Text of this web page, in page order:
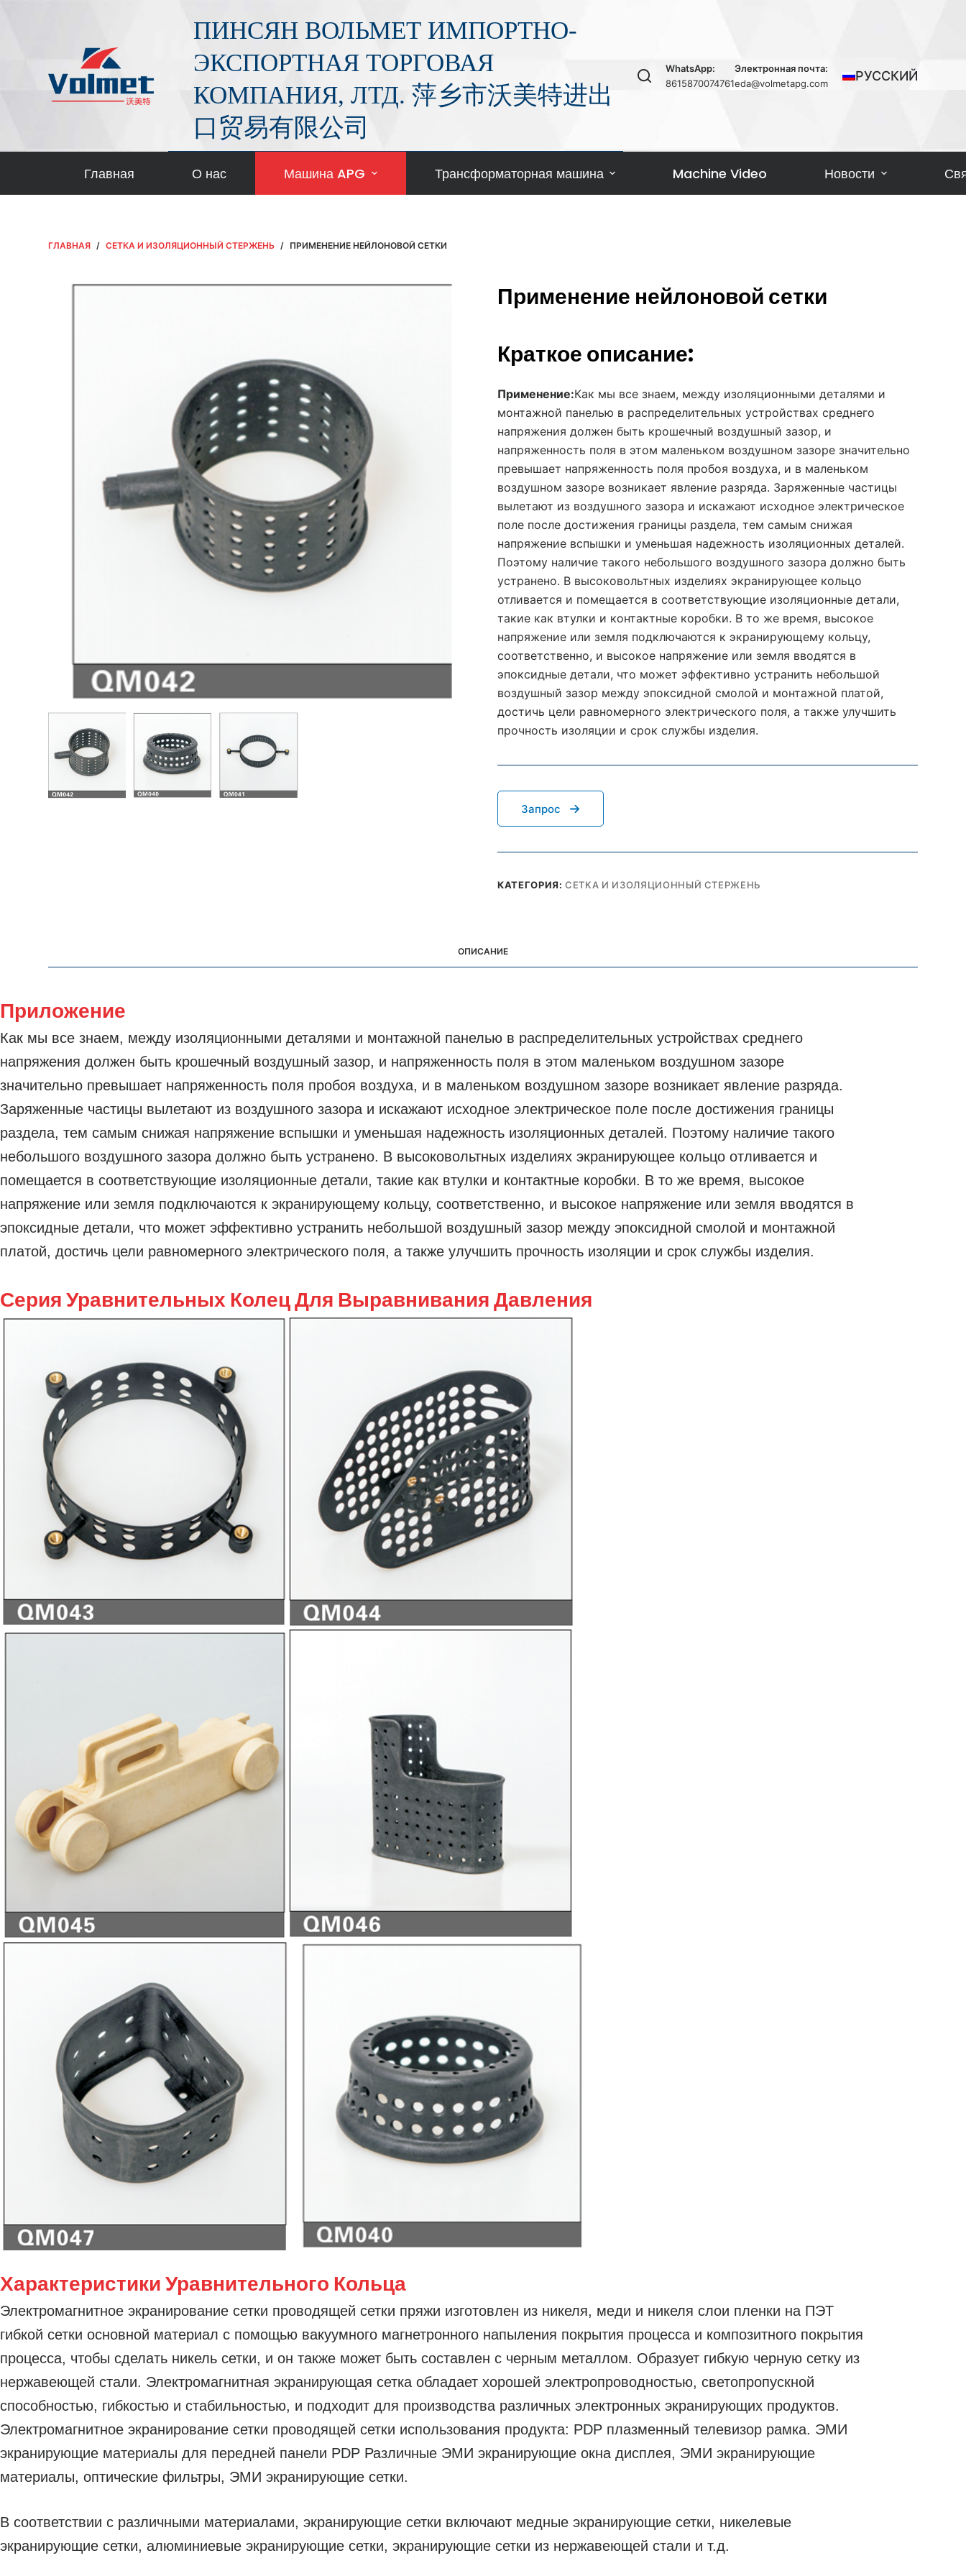
ПИНСЯН ВОЛЬМЕТ ИМПОРТНО-
ЭКСПОРТНАЯ ТОРГОВАЯ
КОМПАНИЯ, ЛТД. 萍乡市沃美特进出
口贸易有限公司
WhatsApp:
8615870074761
Электронная почта:
eda@volmetapg.com
РУССКИЙ
Главная О нас Машина APG Трансформаторная машина Machine Video Новости
ГЛАВНАЯ / СЕТКА И ИЗОЛЯЦИОННЫЙ СТЕРЖЕНЬ / ПРИМЕНЕНИЕ НЕЙЛОНОВОЙ СЕТКИ
Применение нейлоновой сетки
Краткое описание:
Применение:Как мы все знаем, между изоляционными деталями и
монтажной панелью в распределительных устройствах среднего
напряжения должен быть крошечный воздушный зазор, и
напряженность поля в этом маленьком воздушном зазоре значительно
превышает напряженность поля пробоя воздуха, и в маленьком
воздушном зазоре возникает явление разряда. Заряженные частицы
вылетают из воздушного зазора и искажают исходное электрическое
поле после достижения границы раздела, тем самым снижая
напряжение вспышки и уменьшая надежность изоляционных деталей.
Поэтому наличие такого небольшого воздушного зазора должно быть
устранено. В высоковольтных изделиях экранирующее кольцо
отливается и помещается в соответствующие изоляционные детали,
такие как втулки и контактные коробки. В то же время, высокое
напряжение или земля подключаются к экранирующему кольцу,
соответственно, и высокое напряжение или земля вводятся в
эпоксидные детали, что может эффективно устранить небольшой
воздушный зазор между эпоксидной смолой и монтажной платой,
достичь цели равномерного электрического поля, а также улучшить
прочность изоляции и срок службы изделия.
Запрос
КАТЕГОРИЯ:СЕТКА И ИЗОЛЯЦИОННЫЙ СТЕРЖЕНЬ
ОПИСАНИЕ
Приложение
Как мы все знаем, между изоляционными деталями и монтажной панелью в распределительных устройствах среднего
напряжения должен быть крошечный воздушный зазор, и напряженность поля в этом маленьком воздушном зазоре
значительно превышает напряженность поля пробоя воздуха, и в маленьком воздушном зазоре возникает явление разряда.
Заряженные частицы вылетают из воздушного зазора и искажают исходное электрическое поле после достижения границы
раздела, тем самым снижая напряжение вспышки и уменьшая надежность изоляционных деталей. Поэтому наличие такого
небольшого воздушного зазора должно быть устранено. В высоковольтных изделиях экранирующее кольцо отливается и
помещается в соответствующие изоляционные детали, такие как втулки и контактные коробки. В то же время, высокое
напряжение или земля подключаются к экранирующему кольцу, соответственно, и высокое напряжение или земля вводятся в
эпоксидные детали, что может эффективно устранить небольшой воздушный зазор между эпоксидной смолой и монтажной
платой, достичь цели равномерного электрического поля, а также улучшить прочность изоляции и срок службы изделия.
Серия Уравнительных Колец Для Выравнивания Давления
Характеристики Уравнительного Кольца
Электромагнитное экранирование сетки проводящей сетки пряжи изготовлен из никеля, меди и никеля слои пленки на ПЭТ
гибкой сетки основной материал с помощью вакуумного магнетронного напыления покрытия процесса и композитного покрытия
процесса, чтобы сделать никель сетки, и он также может быть составлен с черным металлом. Образует гибкую черную сетку из
нержавеющей стали. Электромагнитная экранирующая сетка обладает хорошей электропроводностью, светопропускной
способностью, гибкостью и стабильностью, и подходит для производства различных электронных экранирующих продуктов.
Электромагнитное экранирование сетки проводящей сетки использования продукта: PDP плазменный телевизор рамка. ЭМИ
экранирующие материалы для передней панели PDP Различные ЭМИ экранирующие окна дисплея, ЭМИ экранирующие
материалы, оптические фильтры, ЭМИ экранирующие сетки.
В соответствии с различными материалами, экранирующие сетки включают медные экранирующие сетки, никелевые
экранирующие сетки, алюминиевые экранирующие сетки, экранирующие сетки из нержавеющей стали и т.д.